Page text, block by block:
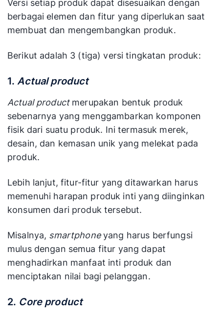
Versi setiap produk dapat disesuaikan dengan
berbagai elemen dan fitur yang diperlukan saat
membuat dan mengembangkan produk.
Berikut adalah 3 (tiga) versi tingkatan produk:
1.Actual product
Actual product merupakan bentuk produk
sebenarnya yang menggambarkan komponen
fisik dari suatu produk. Ini termasuk merek,
desain, dan kemasan unik yang melekat pada
produk.
Lebih lanjut, fitur-fitur yang ditawarkan harus
memenuhi harapan produk inti yang diinginkan
konsumen dari produk tersebut.
Misalnya, smartphoneyang harus berfungsi
mulus dengan semua fitur yang dapat
menghadirkan manfaat inti produk dan
menciptakan nilai bagi pelanggan.
2. Core product